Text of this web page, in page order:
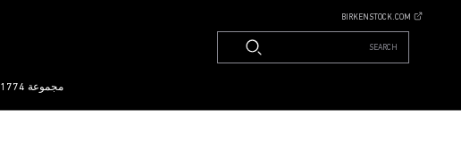
BIRKENSTOCK.COM
SEARCH
مجموعة 1774